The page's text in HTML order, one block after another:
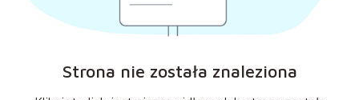
Strona nie została znaleziona